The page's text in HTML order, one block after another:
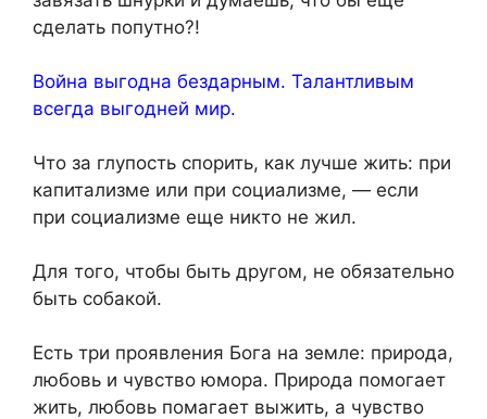
сделать попутно?!
Война выгодна бездарным. Талантливым
всегда выгодней мир.
Что за глупость спорить, как лучше жить: при
капитализме или при социализме, — если
при социализме еще никто не жил.
Для того, чтобы быть другом, не обязательно
быть собакой.
Есть три проявления Бога на земле: природа,
любовь и чувство юмора. Природа помогает
жить, любовь помагает выжить, а чувство